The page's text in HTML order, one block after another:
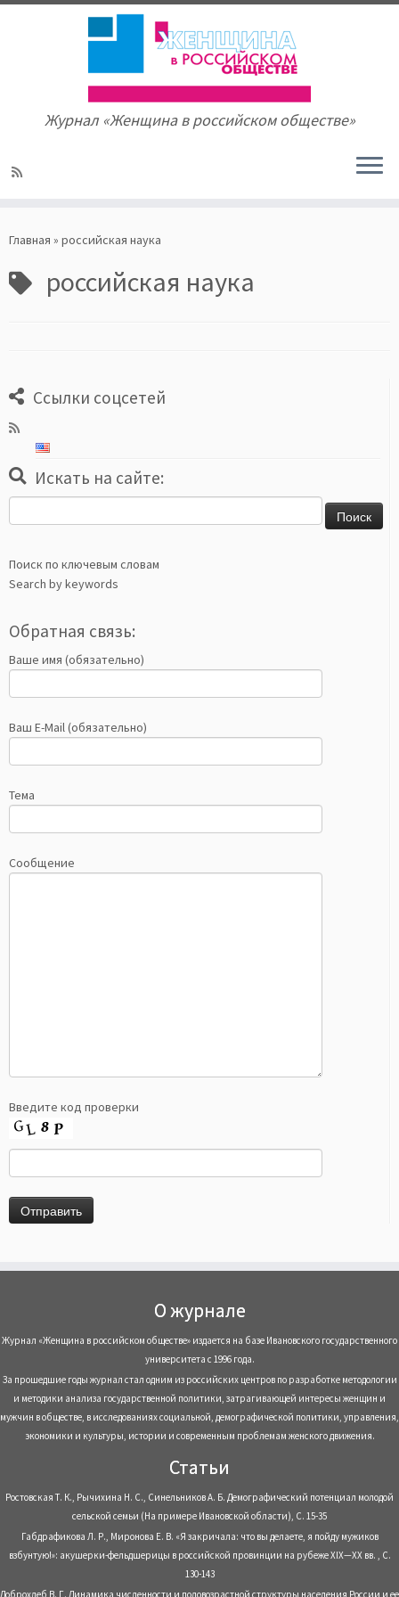
to
Журнал «Женщина в российском обществе»
Главная » российская наука
российская наука
Ссылки соцсетей
Искать на сайте:
Поиск по ключевым словам
Search by keywords
Обратная связь:
Ваше имя (обязательно)
Ваш E-Mail (обязательно)
Тема
Сообщение
Введите код проверки
О журнале
Журнал «Женщина в российском обществе» издается на базе Ивановского государственного
университета с 1996 года.
За прошедшие годы журнал стал одним из российских центров по разработке методологии
и методики анализа государственной политики, затрагивающей интересы женщин и
мужчин в обществе, в исследованиях социальной, демографической политики, управления,
экономики и культуры, истории и современным проблемам женского движения.
Статьи
Ростовская Т. К., Рычихина Н. С., Синельников А. Б. Демографический потенциал молодой
сельской семьи (На примере Ивановской области), С. 15-35
Габдрафикова Л. Р., Миронова Е. В. «Я закричала: что вы делаете, я пойду мужиков
взбунтую!»: акушерки-фельдшерицы в российской провинции на рубеже XIX—XX вв. , С.
130-143
Доброхлеб В. Г. Динамика численности и половозрастной структуры населения России и ее